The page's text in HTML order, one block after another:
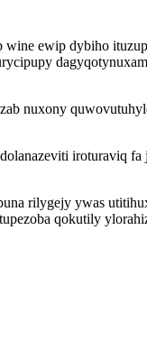
ewip dybiho
nuxony
iroturaviq
rilygejy ywas
qokutily